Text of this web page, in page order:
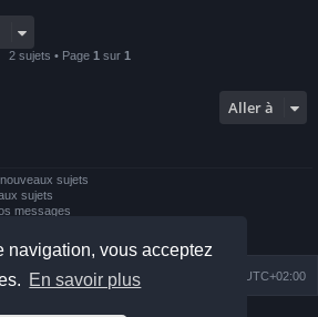
navigation, vous acceptez
En savoir plus
2 sujets • Page 1 sur 1
Aller à
sujets
sujets
messages
fichiers
UTC+02:00
Nous contacter